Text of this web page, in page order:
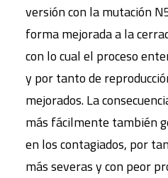
versión con la mutación
forma mejorada a la
con lo cual el proceso
y por tanto de
mejorados. La
más fácilmente también
en los contagiados, por
más severas y con peor